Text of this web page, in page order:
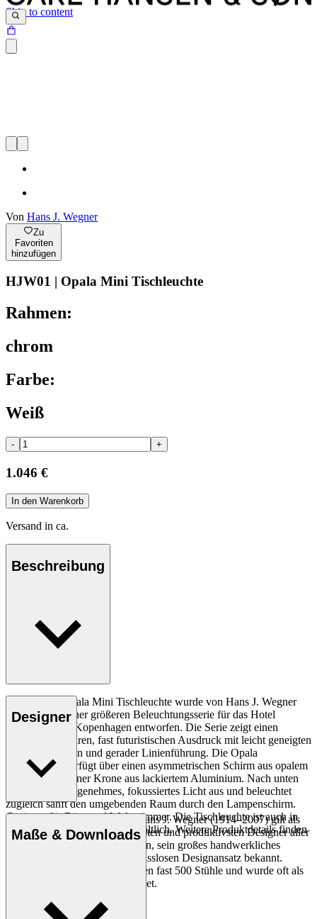
Skip to content
Von Hans J. Wegner
Zu
Favoriten
hinzufügen
HJW01 | Opala Mini Tischleuchte
Rahmen:
chrom
Farbe:
Weiß
- +
1.046 €
In den Warenkorb
Versand in ca.
Beschreibung
Die HJW01 Opala Mini Tischleuchte wurde von Hans J. Wegner
1973 als Teil einer größeren Beleuchtungsserie für das Hotel
Scandinavia in Kopenhagen entworfen. Die Serie zeigt einen
unverwechselbaren, fast futuristischen Ausdruck mit leicht geneigten
Lampenschirmen und gerader Linienführung. Die Opala
Tischleuchte verfügt über einen asymmetrischen Schirm aus opalem
Acrylglas mit einer Krone aus lackiertem Aluminium. Nach unten
strahlt sie ein angenehmes, fokussiertes Licht aus und beleuchtet
zugleich sanft den umgebenden Raum durch den Lampenschirm.
Geeignet für Büro und Wohnzimmer. Die Tischleuchte ist auch in
einer größeren Ausführung erhältlich. Weitere Produktdetails finden
Sie unter Maße & Downloads.
Designer
Der dänische Möbeldesigner Hans J. Wegner (1914–2007) gilt als
einer der kreativsten, innovativsten und produktivsten Designer aller
Zeiten und ist für seine Präzision, sein großes handwerkliches
Geschick und seinen kompromisslosen Designansatz bekannt.
Wegner entwarf in seinem Leben fast 500 Stühle und wurde oft als
der Meister des Stuhls bezeichnet.
Profil Hans J. Wegner
Maße & Downloads